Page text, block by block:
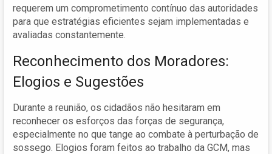
requerem um comprometimento contínuo das autoridades
para que estratégias eficientes sejam implementadas e
avaliadas constantemente.
Reconhecimento dos Moradores:
Elogios e Sugestões
Durante a reunião, os cidadãos não hesitaram em
reconhecer os esforços das forças de segurança,
especialmente no que tange ao combate à perturbação de
sossego. Elogios foram feitos ao trabalho da GCM, mas